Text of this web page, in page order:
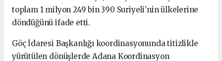
toplam 1 milyon 249 bin 390 Suriyeli’nin ülkelerine
döndüğünü ifade etti.
Göç İdaresi Başkanlığı koordinasyonunda titizlikle
yürütülen dönüşlerde Adana Koordinasyon